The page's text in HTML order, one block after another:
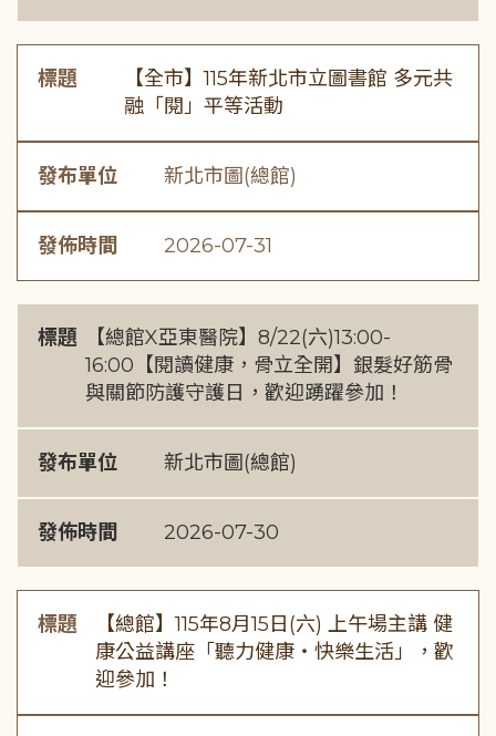
標題
【全市】115年新北市立圖書館 多元共
融「閱」平等活動
發布單位 新北市圖(總館)
發佈時間 2026-07-31
標題
【總館X亞東醫院】8/22(六)13:00-
16:00【閱讀健康，骨立全開】銀髮好筋骨
與關節防護守護日，歡迎踴躍參加！
發布單位 新北市圖(總館)
發佈時間 2026-07-30
標題
【總館】115年8月15日(六) 上午場主講 健
康公益講座「聽力健康・快樂生活」，歡
迎參加！